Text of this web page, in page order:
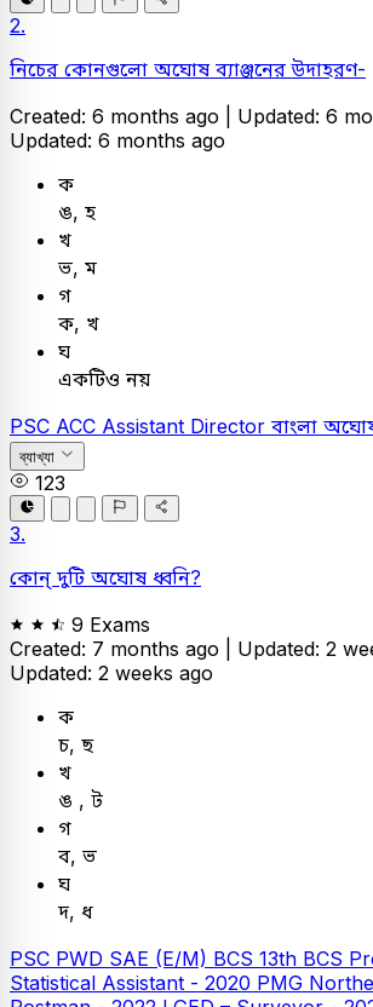
2.
নিচের কোনগুলো অঘোষ ব্যাঞ্জনের উদাহরণ-
Created: 6 months ago | Updated: 6
Updated: 6 months ago
ক
ঙ, হ
খ
ভ, ম
গ
ক, খ
ঘ
একটিও নয়
PSC ACC Assistant Director বাংলা
ব্যাখ্যা
123
3.
কোন্ দুটি অঘোষ ধ্বনি?
9 Exams
Created: 7 months ago | Updated: 2
Updated: 2 weeks ago
ক
চ, ছ
খ
ঙ , ট
গ
ব, ভ
ঘ
দ, ধ
PSC PWD SAE (E/M) BCS 13th BCS
Statistical Assistant - 2020 PMG